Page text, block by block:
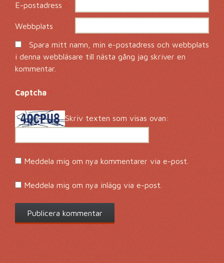
E-postadress*
Webbplats
Spara mitt namn, min e-postadress och webbplats
i denna webbläsare till nästa gång jag skriver en
kommentar.
Captcha *
Skriv texten som visas ovan:
Meddela mig om nya kommentarer via e-post.
Meddela mig om nya inlägg via e-post.